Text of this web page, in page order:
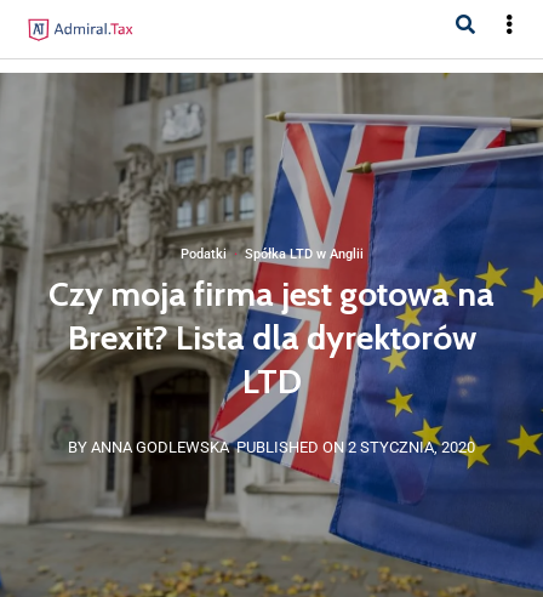
Podatki·Spółka LTD w Anglii
Czy moja firma jest gotowa na
Brexit? Lista dla dyrektorów
LTD
BY ANNA GODLEWSKA PUBLISHED ON 2 STYCZNIA, 2020